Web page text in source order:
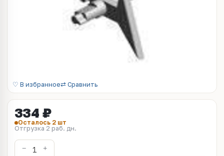
♡ В избранное⇄ Сравнить
334 ₽
Осталось 2 шт
Отгрузка 2 раб. дн.